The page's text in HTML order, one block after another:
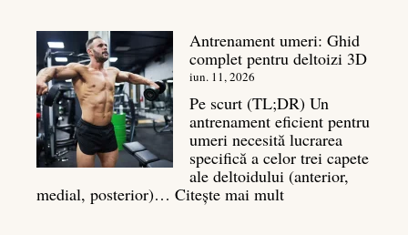
culturism:
Inamicul
tăcut
al
masei
musculare
Antrenament umeri: Ghid
complet pentru deltoizi 3D
iun. 11, 2026
Pe scurt (TL;DR) Un
antrenament eficient pentru
umeri necesită lucrarea
specifică a celor trei capete
ale deltoidului (anterior,
medial, posterior)… Citește mai mult: